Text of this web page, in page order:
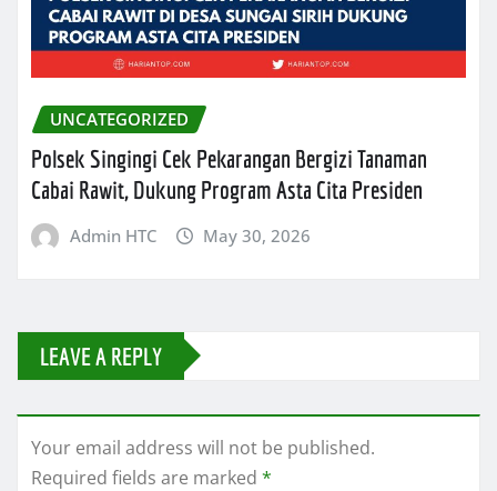
UNCATEGORIZED
Polsek Singingi Cek Pekarangan Bergizi Tanaman
Cabai Rawit, Dukung Program Asta Cita Presiden
Admin HTC May 30, 2026
LEAVE A REPLY
Your email address will not be published.
Required fields are marked *